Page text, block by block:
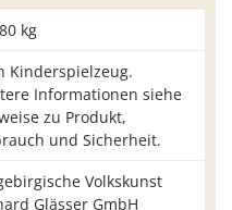
kg
Kinderspielzeug.
Informationen siehe
zu Produkt,
und Sicherheit.
Volkskunst
Glässer GmbH